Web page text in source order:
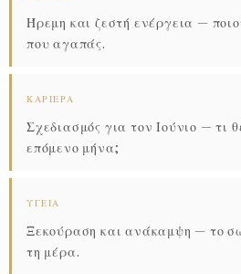
Ήρεμη και ζεστή ενέργεια —
που αγαπάς.
ΚΑΡΙΈΡΑ
Σχεδιασμός για τον Ιούνιο — τι
επόμενο μήνα;
ΥΓΕΊΑ
Ξεκούραση και ανάκαμψη — το
τη μέρα.